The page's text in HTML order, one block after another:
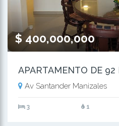
$ 400,000,000
Av Santander Manizales
3 1